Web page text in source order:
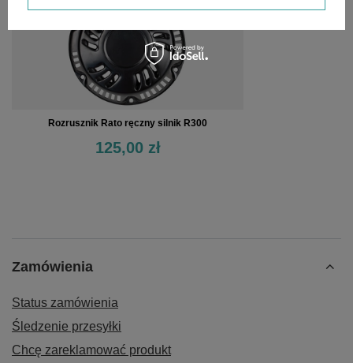
Rozrusznik Rato ręczny silnik R300
125,00 zł
Zamówienia
Status zamówienia
Śledzenie przesyłki
Chcę zareklamować produkt